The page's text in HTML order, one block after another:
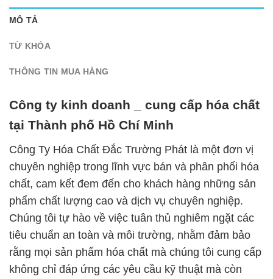
MÔ TẢ
TỪ KHÓA
THÔNG TIN MUA HÀNG
Công ty kinh doanh _ cung cấp hóa chất
tại Thành phố Hồ Chí Minh
Công Ty Hóa Chất Đắc Trường Phát là một đơn vị
chuyên nghiệp trong lĩnh vực bán và phân phối hóa
chất, cam kết đem đến cho khách hàng những sản
phẩm chất lượng cao và dịch vụ chuyên nghiệp.
Chúng tôi tự hào về việc tuân thủ nghiêm ngặt các
tiêu chuẩn an toàn và môi trường, nhằm đảm bảo
rằng mọi sản phẩm hóa chất mà chúng tôi cung cấp
không chỉ đáp ứng các yêu cầu kỹ thuật mà còn